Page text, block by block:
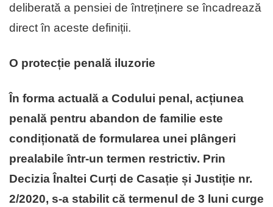
deliberată a pensiei de întreținere se încadrează
direct în aceste definiții.
O protecție penală iluzorie
În forma actuală a Codului penal, acțiunea
penală pentru abandon de familie este
condiționată de formularea unei plângeri
prealabile într-un termen restrictiv. Prin
Decizia Înaltei Curți de Casație și Justiție nr.
2/2020, s-a stabilit că termenul de 3 luni curge